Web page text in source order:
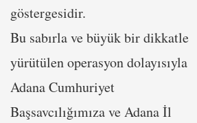
göstergesidir.
Bu sabırla ve büyük bir dikkatle
yürütülen operasyon dolayısıyla
Adana Cumhuriyet
Başsavcılığımıza ve Adana İl